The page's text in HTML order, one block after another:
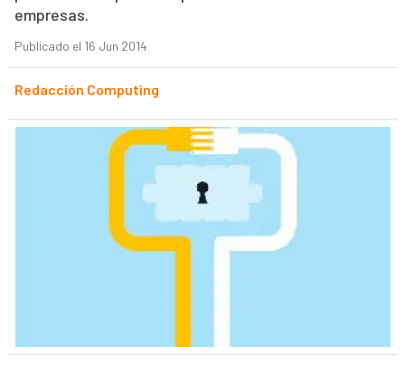
empresas.
Publicado el 16 Jun 2014
Redacción Computing